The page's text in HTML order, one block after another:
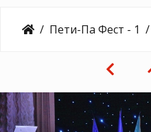
Пети-Па Фест - 1